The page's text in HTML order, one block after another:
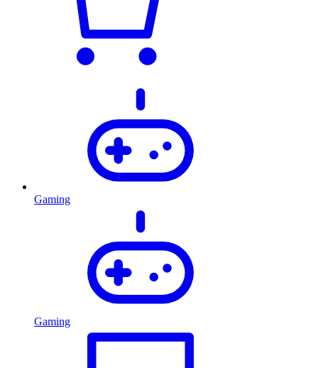
Gaming
Gaming